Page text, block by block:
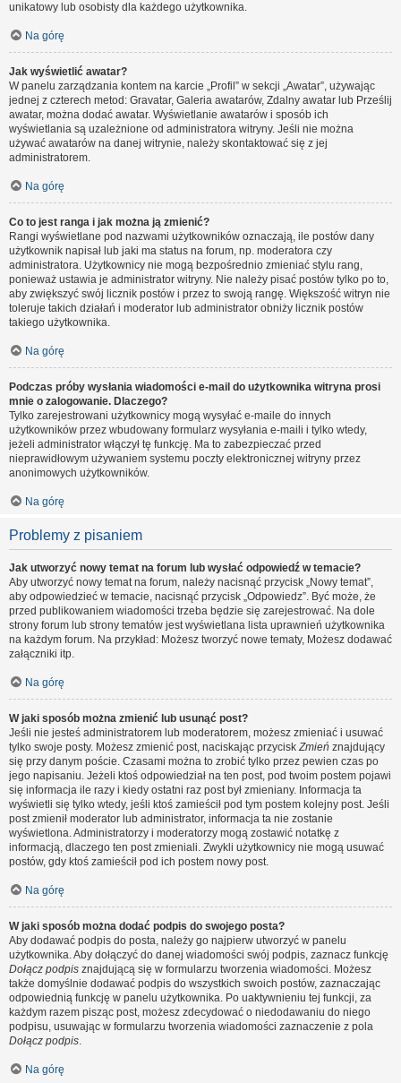
unikatowy lub osobisty dla każdego użytkownika.
Na górę
Jak wyświetlić awatar?
W panelu zarządzania kontem na karcie „Profil” w sekcji „Awatar”, używając
jednej z czterech metod: Gravatar, Galeria awatarów, Zdalny awatar lub Prześlij
awatar, można dodać awatar. Wyświetlanie awatarów i sposób ich
wyświetlania są uzależnione od administratora witryny. Jeśli nie można
używać awatarów na danej witrynie, należy skontaktować się z jej
administratorem.
Na górę
Co to jest ranga i jak można ją zmienić?
Rangi wyświetlane pod nazwami użytkowników oznaczają, ile postów dany
użytkownik napisał lub jaki ma status na forum, np. moderatora czy
administratora. Użytkownicy nie mogą bezpośrednio zmieniać stylu rang,
ponieważ ustawia je administrator witryny. Nie należy pisać postów tylko po to,
aby zwiększyć swój licznik postów i przez to swoją rangę. Większość witryn nie
toleruje takich działań i moderator lub administrator obniży licznik postów
takiego użytkownika.
Na górę
Podczas próby wysłania wiadomości e-mail do użytkownika witryna prosi
mnie o zalogowanie. Dlaczego?
Tylko zarejestrowani użytkownicy mogą wysyłać e-maile do innych
użytkowników przez wbudowany formularz wysyłania e-maili i tylko wtedy,
jeżeli administrator włączył tę funkcję. Ma to zabezpieczać przed
nieprawidłowym używaniem systemu poczty elektronicznej witryny przez
anonimowych użytkowników.
Na górę
Problemy z pisaniem
Jak utworzyć nowy temat na forum lub wysłać odpowiedź w temacie?
Aby utworzyć nowy temat na forum, należy nacisnąć przycisk „Nowy temat”,
aby odpowiedzieć w temacie, nacisnąć przycisk „Odpowiedz”. Być może, że
przed publikowaniem wiadomości trzeba będzie się zarejestrować. Na dole
strony forum lub strony tematów jest wyświetlana lista uprawnień użytkownika
na każdym forum. Na przykład: Możesz tworzyć nowe tematy, Możesz dodawać
załączniki itp.
Na górę
W jaki sposób można zmienić lub usunąć post?
Jeśli nie jesteś administratorem lub moderatorem, możesz zmieniać i usuwać
tylko swoje posty. Możesz zmienić post, naciskając przyciskZmień znajdujący
się przy danym poście. Czasami można to zrobić tylko przez pewien czas po
jego napisaniu. Jeżeli ktoś odpowiedział na ten post, pod twoim postem pojawi
się informacja ile razy i kiedy ostatni raz post był zmieniany. Informacja ta
wyświetli się tylko wtedy, jeśli ktoś zamieścił pod tym postem kolejny post. Jeśli
post zmienił moderator lub administrator, informacja ta nie zostanie
wyświetlona. Administratorzy i moderatorzy mogą zostawić notatkę z
informacją, dlaczego ten post zmieniali. Zwykli użytkownicy nie mogą usuwać
postów, gdy ktoś zamieścił pod ich postem nowy post.
Na górę
W jaki sposób można dodać podpis do swojego posta?
Aby dodawać podpis do posta, należy go najpierw utworzyć w panelu
użytkownika. Aby dołączyć do danej wiadomości swój podpis, zaznacz funkcję
Dołącz podpis znajdującą się w formularzu tworzenia wiadomości. Możesz
także domyślnie dodawać podpis do wszystkich swoich postów, zaznaczając
odpowiednią funkcję w panelu użytkownika. Po uaktywnieniu tej funkcji, za
każdym razem pisząc post, możesz zdecydować o niedodawaniu do niego
podpisu, usuwając w formularzu tworzenia wiadomości zaznaczenie z pola
Dołącz podpis.
Na górę